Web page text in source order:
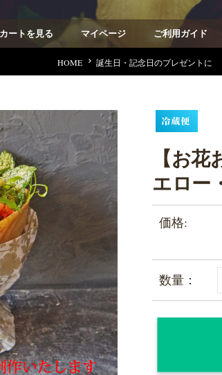
カートを見る マイページ ご利用ガイド
HOME 誕生日・記念日のプレゼントに
【お
エロー
価格:
数量：